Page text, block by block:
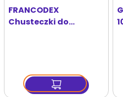
FRANCODEX
Chusteczki do